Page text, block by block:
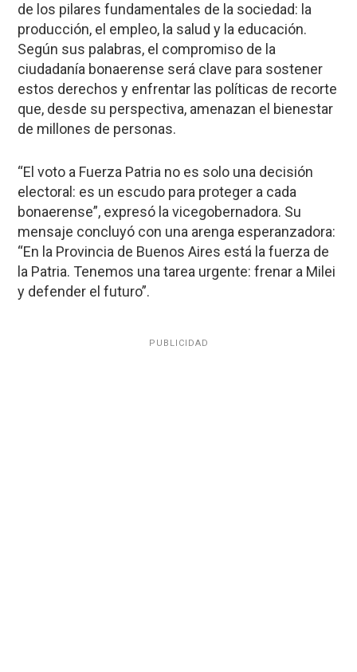
de los pilares fundamentales de la sociedad: la
producción, el empleo, la salud y la educación.
Según sus palabras, el compromiso de la
ciudadanía bonaerense será clave para sostener
estos derechos y enfrentar las políticas de recorte
que, desde su perspectiva, amenazan el bienestar
de millones de personas.
“El voto a Fuerza Patria no es solo una decisión
electoral: es un escudo para proteger a cada
bonaerense”, expresó la vicegobernadora. Su
mensaje concluyó con una arenga esperanzadora:
“En la Provincia de Buenos Aires está la fuerza de
la Patria. Tenemos una tarea urgente: frenar a Milei
y defender el futuro”.
PUBLICIDAD